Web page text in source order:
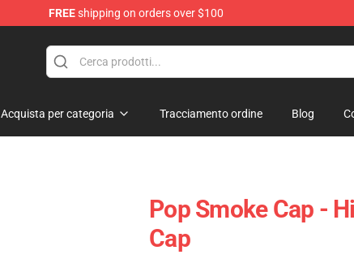
FREEshipping on orders over $100
Acquista per categoria Tracciamento ordine Blog
Pop Smoke Cap -
Cap